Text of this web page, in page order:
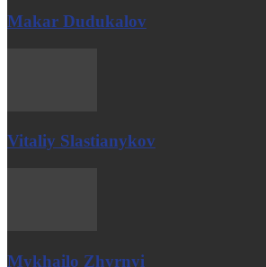
Makar Dudukalov
Vitaliy Slastianykov
Mykhailo Zhyrnyi